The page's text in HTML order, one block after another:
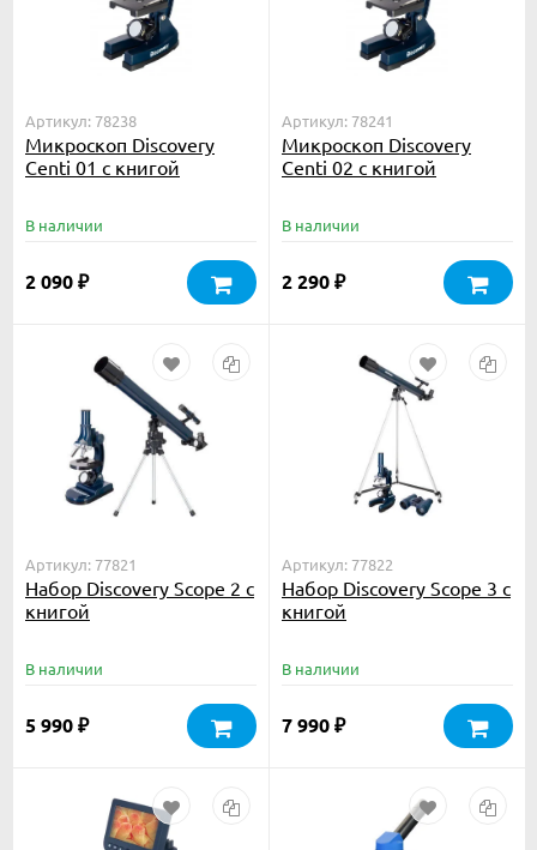
Артикул: 78238
Микроскоп Discovery
Centi 01 с книгой
В наличии
2 090 ₽
Артикул: 78241
Микроскоп Discovery
Centi 02 с книгой
В наличии
2 290 ₽
Артикул: 77821
Набор Discovery Scope 2 с
книгой
В наличии
5 990 ₽
Артикул: 77822
Набор Discovery Scope 3 с
книгой
В наличии
7 990 ₽